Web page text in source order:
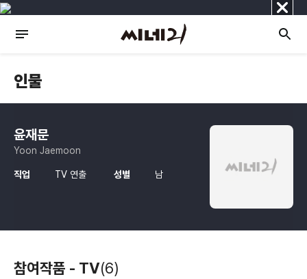
닫
기
인물
윤재문
Yoon Jaemoon
직업 TV 연출 성별 남
참여작품 - TV(6)